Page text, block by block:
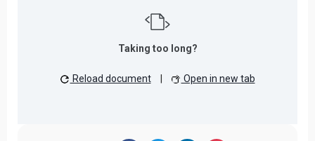
Taking too long?
Reload document Open in new tab